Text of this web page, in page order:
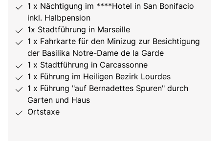
1 x Nächtigung im ****Hotel in San Bonifacio
inkl. Halbpension
1x Stadtführung in Marseille
1 x Fahrkarte für den Minizug zur Besichtigung
der Basilika Notre-Dame de la Garde
1 x Stadtführung in Carcassonne
1 x Führung im Heiligen Bezirk Lourdes
1 x Führung "auf Bernadettes Spuren" durch
Garten und Haus
Ortstaxe